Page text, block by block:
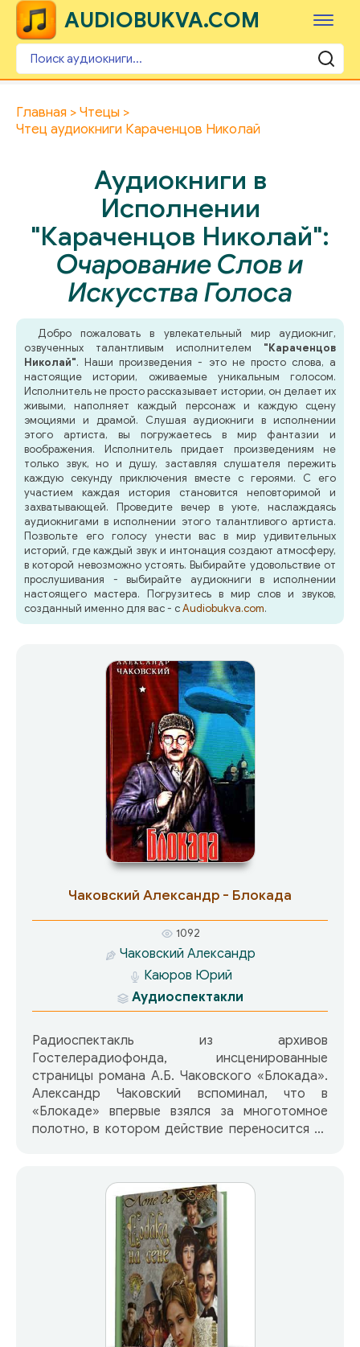
AUDIOBUKVA.COM
Главная
Чтецы
Чтец аудиокниги Караченцов Николай
Аудиокниги в
Исполнении
"Караченцов Николай":
Очарование Слов и
Искусства Голоса
Добро пожаловать в увлекательный мир аудиокниг,
озвученных талантливым исполнителем "Караченцов
Николай". Наши произведения - это не просто слова, а
настоящие истории, оживаемые уникальным голосом.
Исполнитель не просто рассказывает истории, он делает их
живыми, наполняет каждый персонаж и каждую сцену
эмоциями и драмой. Слушая аудиокниги в исполнении
этого артиста, вы погружаетесь в мир фантазии и
воображения. Исполнитель придает произведениям не
только звук, но и душу, заставляя слушателя пережить
каждую секунду приключения вместе с героями. С его
участием каждая история становится неповторимой и
захватывающей. Проведите вечер в уюте, наслаждаясь
аудиокнигами в исполнении этого талантливого артиста.
Позвольте его голосу унести вас в мир удивительных
историй, где каждый звук и интонация создают атмосферу,
в которой невозможно устоять. Выбирайте удовольствие от
прослушивания - выбирайте аудиокниги в исполнении
настоящего мастера. Погрузитесь в мир слов и звуков,
созданный именно для вас - сAudiobukva.com.
Чаковский Александр - Блокада
1092
Чаковский Александр
Каюров Юрий
Аудиоспектакли
Радиоспектакль из архивов
Гостелерадиофонда, инсценированные
страницы романа А.Б. Чаковского «Блокада».
Александр Чаковский вспоминал, что в
«Блокаде» впервые взялся за многотомное
полотно, в котором действие переносится из
решающих факторов нашей победы в Великой
Отечественной войне автор видит во
всенародном сопротивлении врагу — оттого и
главным героем произведения стал народ,
персонифицированный в образах Алексея
Звягинцева, Ивана Королева, Леонида
Говорова… — всего в романе около трёхсот
действующих лиц.